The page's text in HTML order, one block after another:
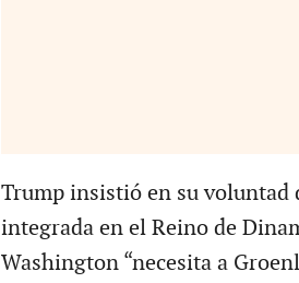
Trump insistió en su voluntad
integrada en el Reino de
Washington “necesita a